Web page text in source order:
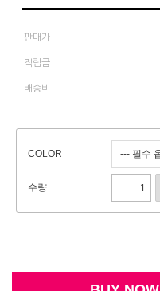
판매가
적립금
배송비
COLOR
수량